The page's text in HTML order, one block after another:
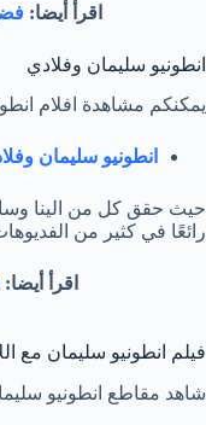
اقرأ أيضا:
انطونيو سليمان وفلادي
يمكنكم مشاهدة افلام
انطونيو سليمان
حيث حقق كل من الينا
رائعًا في كثير من
اقرأ أيضا:
فيلم انطونيو سليمان مع
شاهد مقاطع انطونيو